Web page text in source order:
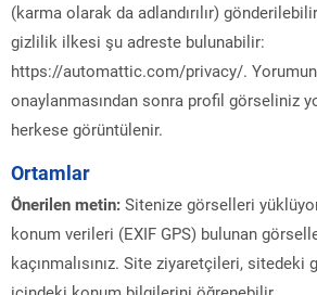
(karma olarak da adlandırılır)
gizlilik ilkesi şu adreste bulunabilir:
https://automattic.com/privacy/.
onaylanmasından sonra profil görseliniz
herkese görüntülenir.
Ortamlar
Önerilen metin: Sitenize görselleri
konum verileri (EXIF GPS) bulunan
kaçınmalısınız. Site ziyaretçileri,